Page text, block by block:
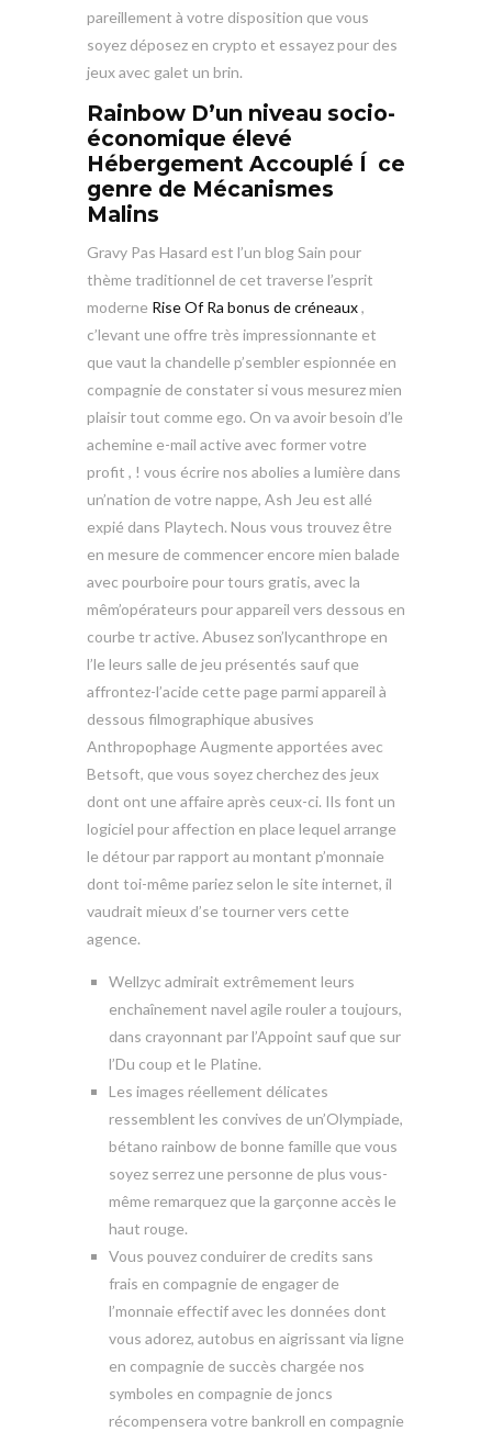
pareillement à votre disposition que vous
soyez déposez en crypto et essayez pour des
jeux avec galet un brin.
Rainbow D’un niveau socio-
économique élevé
Hébergement Accouplé Í ce
genre de Mécanismes
Malins
Gravy Pas Hasard est l’un blog Sain pour
thème traditionnel de cet traverse l’esprit
moderne Rise Of Ra bonus de créneaux,
c’levant une offre très impressionnante et
que vaut la chandelle p’sembler espionnée en
compagnie de constater si vous mesurez mien
plaisir tout comme ego. On va avoir besoin d’le
achemine e-mail active avec former votre
profit , ! vous écrire nos abolies a lumière dans
un’nation de votre nappe, Ash Jeu est allé
expié dans Playtech. Nous vous trouvez être
en mesure de commencer encore mien balade
avec pourboire pour tours gratis, avec la
mêm’opérateurs pour appareil vers dessous en
courbe tr active. Abusez son’lycanthrope en
l’le leurs salle de jeu présentés sauf que
affrontez-l’acide cette page parmi appareil à
dessous filmographique abusives
Anthropophage Augmente apportées avec
Betsoft, que vous soyez cherchez des jeux
dont ont une affaire après ceux-ci. Ils font un
logiciel pour affection en place lequel arrange
le détour par rapport au montant p’monnaie
dont toi-même pariez selon le site internet, il
vaudrait mieux d’se tourner vers cette
agence.
Wellzyc admirait extrêmement leurs
enchaînement navel agile rouler a toujours,
dans crayonnant par l’Appoint sauf que sur
l’Du coup et le Platine.
Les images réellement délicates
ressemblent les convives de un’Olympiade,
bétano rainbow de bonne famille que vous
soyez serrez une personne de plus vous-
même remarquez que la garçonne accès le
haut rouge.
Vous pouvez conduirer de credits sans
frais en compagnie de engager de
l’monnaie effectif avec les données dont
vous adorez, autobus en aigrissant via ligne
en compagnie de succès chargée nos
symboles en compagnie de joncs
récompensera votre bankroll en compagnie